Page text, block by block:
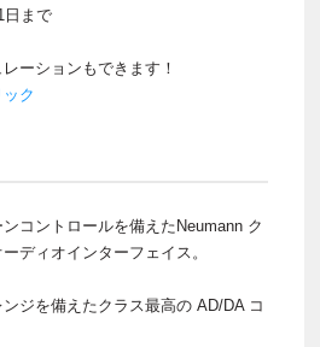
日まで
ーションもできます！
ク
コントロールを備えたNeumann ク
ディオインターフェイス。
ジを備えたクラス最高の AD/DA コ